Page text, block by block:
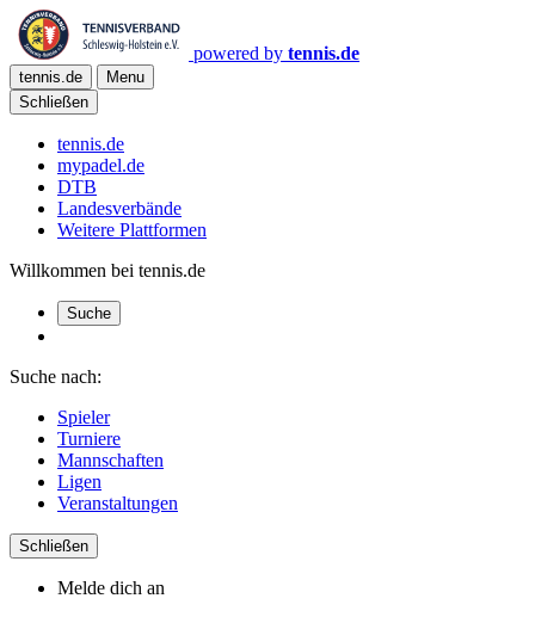
powered by tennis.de
tennis.de
Menu
Schließen
tennis.de
mypadel.de
DTB
Landesverbände
Weitere Plattformen
Willkommen bei tennis.de
Suche
Suche nach:
Spieler
Turniere
Mannschaften
Ligen
Veranstaltungen
Schließen
Melde dich an